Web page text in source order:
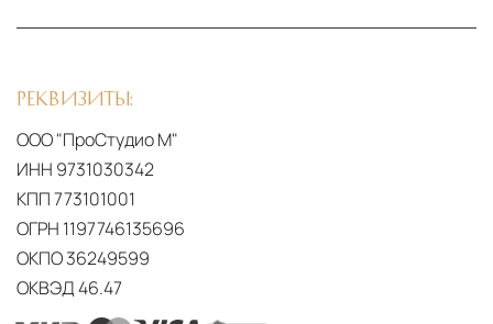
Юридическая информация
Реквизиты:
ООО "ПроСтудио М"
ИНН 9731030342
КПП 773101001
ОГРН 1197746135696
ОКПО 36249599
ОКВЭД 46.47